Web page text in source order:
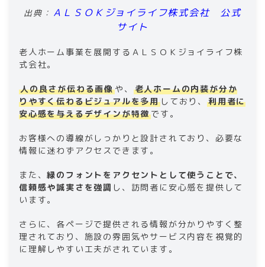
出典： ＡＬＳＯＫジョイライフ株式会社 公式
サイト
老人ホーム事業を展開するＡＬＳＯＫジョイライフ株
式会社。
人の良さが伝わる画像や、
老人ホームの内装が分か
りやすく伝わるビジュアルを多用 しており、
利用者に
安心感を与えるデザインが特徴です。
お客様への導線がしっかりと設計されており、必要な
情報に迷わずアクセスできます。
また、緑のフォントをアクセントとして使うことで、
信頼感や誠実さを強調 し、訪問者に安心感を提供して
います。
さらに、各ページで提供される情報が分かりやすく整
理されており、施設の雰囲気やサービス内容を視覚的
に理解しやすい工夫がされています。